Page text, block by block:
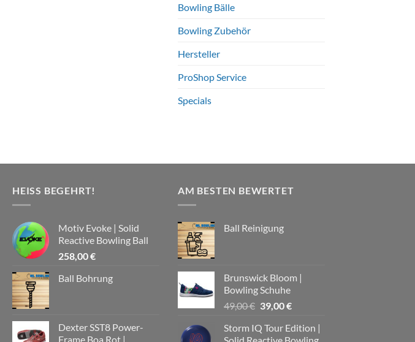
Bowling Bälle
Bowling Zubehör
Hersteller
ProShop Service
Specials
HEISS BEGEHRT!
Motiv Evoke | Solid
Reactive Bowling Ball
258,00€
Ball Bohrung
Dexter SST8 Power-
Frame Boa Rot |
AM BESTEN BEWERTET
Ball Reinigung
Brunswick Bloom |
Bowling Schuhe
49,00€ Ursprünglicher
war:
39,00€Aktueller
ist:
Storm IQ Tour Edition |